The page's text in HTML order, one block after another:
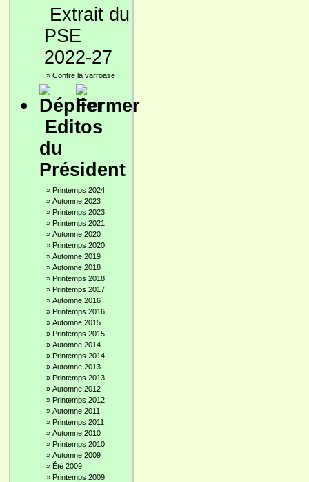
Extrait du
PSE
2022-27
» Contre la varroase
Editos
du
Président
» Printemps 2024
» Automne 2023
» Printemps 2023
» Printemps 2021
» Automne 2020
» Printemps 2020
» Automne 2019
» Automne 2018
» Printemps 2018
» Printemps 2017
» Automne 2016
» Printemps 2016
» Automne 2015
» Printemps 2015
» Automne 2014
» Printemps 2014
» Automne 2013
» Printemps 2013
» Automne 2012
» Printemps 2012
» Automne 2011
» Printemps 2011
» Automne 2010
» Printemps 2010
» Automne 2009
» Été 2009
» Printemps 2009